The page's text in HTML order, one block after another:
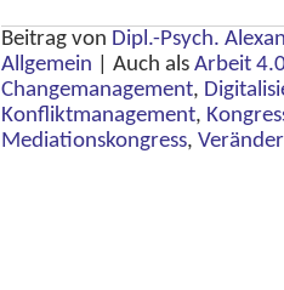
Beitrag von Dipl.-Psych.
Allgemein
Auch als Arbeit
Changemanagement,
Konfliktmanagement,
Mediationskongress,